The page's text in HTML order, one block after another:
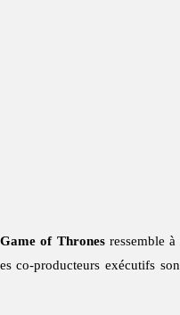
Game of Thronesressemble
co-producteurs exécutifs